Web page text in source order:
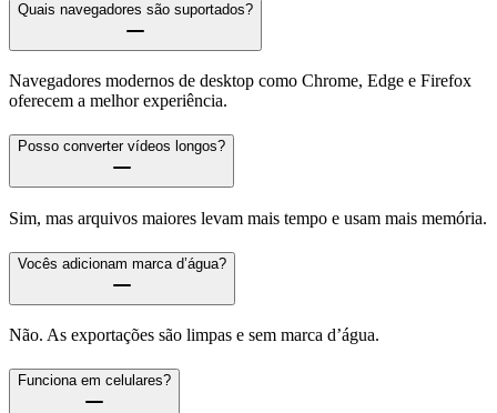
Quais navegadores são suportados?
Navegadores modernos de desktop como Chrome, Edge e Firefox
oferecem a melhor experiência.
Posso converter vídeos longos?
Sim, mas arquivos maiores levam mais tempo e usam mais memória.
Vocês adicionam marca d’água?
Não. As exportações são limpas e sem marca d’água.
Funciona em celulares?